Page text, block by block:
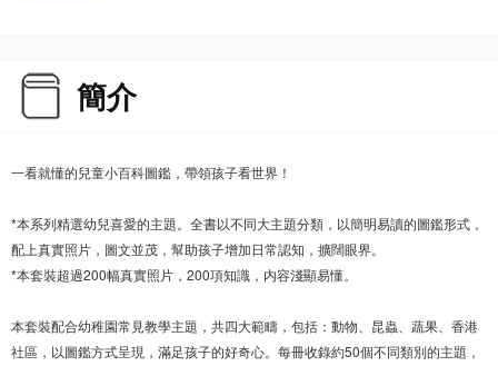
簡介
一看就懂的兒童小百科圖鑑，帶領孩子看世界！
*本系列精選幼兒喜愛的主題。全書以不同大主題分類，以簡明易讀的圖鑑形式，
配上真實照片，圖文並茂，幫助孩子增加日常認知，擴闊眼界。
*本套裝超過200幅真實照片，200項知識，内容淺顯易懂。
本套裝配合幼稚園常見教學主題，共四大範疇，包括：動物、昆蟲、蔬果、香港
社區，以圖鑑方式呈現，滿足孩子的好奇心。每冊收錄約50個不同類別的主題，